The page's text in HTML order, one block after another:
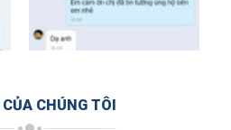
CHÚNG TÔI